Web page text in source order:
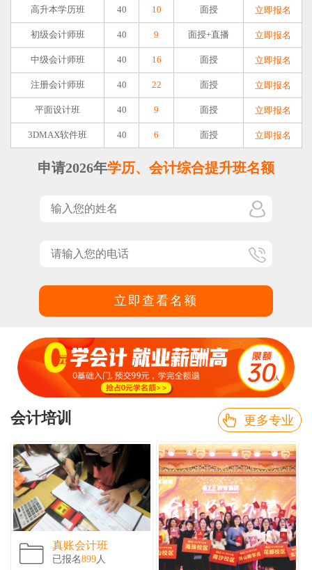
高升本学历班 40 10 面授 立即报名
初级会计师班 40 9 面授+直播 立即报名
中级会计师班 40 16 面授 立即报名
注册会计师班 40 22 面授 立即报名
平面设计班 40 9 面授 立即报名
3DMAX软件班 40 6 面授 立即报名
申请2026年学历、会计综合提升班名额
立即查看名额
会计培训 更多专业
真账会计班
已报名899人